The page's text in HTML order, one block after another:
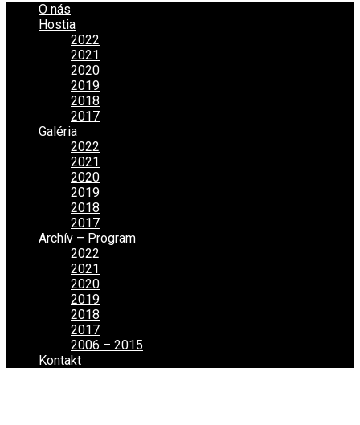
O nás
Hostia
2022
2021
2020
2019
2018
2017
Galéria
2022
2021
2020
2019
2018
2017
Archív – Program
2022
2021
2020
2019
2018
2017
2006 – 2015
Kontakt